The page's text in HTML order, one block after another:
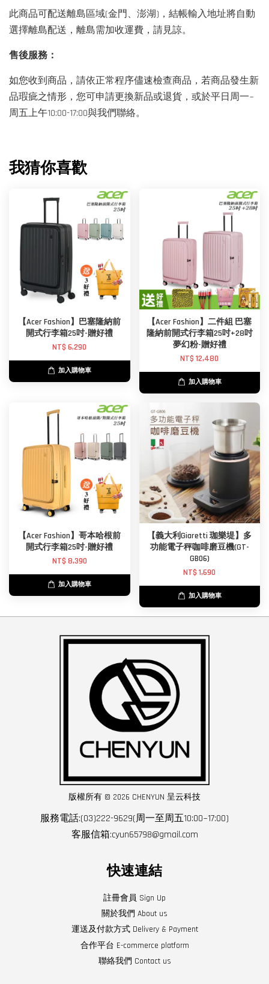
此商品可配送離島區域(金門、澎湖)，結帳輸入地址將自動
選擇離島配送，離島需加收運費，請見諒。
售後服務：
如您收到商品，請依正常程序儘速檢查商品，若商品發生新
品瑕疵之情形，您可申請更換新品或退貨，或於平日周一~
周五上午10:00-17:00與我們聯絡。
我猜你喜歡
【Acer Fashion】巴塞隆納前
開式行李箱25吋-贈好禮
NT$ 6,290
加入購物車
【Acer Fashion】二件組 巴塞
隆納前開式行李箱25吋+28吋
夢幻粉-贈好禮
NT$ 12,480
加入購物車
【Acer Fashion】哥本哈根前
開式行李箱25吋-贈好禮
NT$ 8,390
加入購物車
【義大利Giaretti 珈樂堤】多
功能電子秤咖啡磨豆機(GT-
GB06)
NT$ 1,690
加入購物車
版權所有 © 2026 CHENYUN 呈云科技
服務電話:(03)222-9629(周一至周五10:00~17:00)
客服信箱:cyun65798@gmail.com
快速連結
註冊會員 Sign Up
關於我們 About us
運送及付款方式 Delivery & Payment
合作平台 E-commerce platform
聯絡我們 Contact us